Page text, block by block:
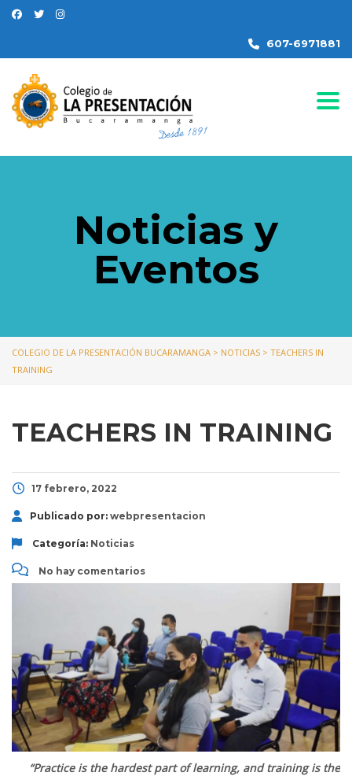
607-6971881
Noticias y
Eventos
COLEGIO DE LA PRESENTACIÓN BUCARAMANGA > NOTICIAS > TEACHERS IN
TRAINING
TEACHERS IN TRAINING
17 febrero, 2022
Publicado por: webpresentacion
Categoría: Noticias
No hay comentarios
“Practice is the hardest part of learning, and training is the